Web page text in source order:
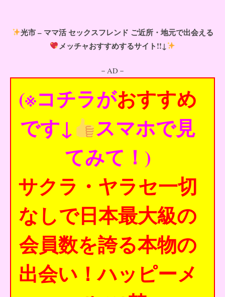
光市 – ママ活 セックスフレンド ご近所・地元で出会える
メッチャおすすめするサイト!!↓
－AD－
(※コチラがおすすめ
です↓
スマホで見
てみて！)
サクラ・ヤラセ一切
なしで日本最大級の
会員数を誇る本物の
出会い！ハッピーメ